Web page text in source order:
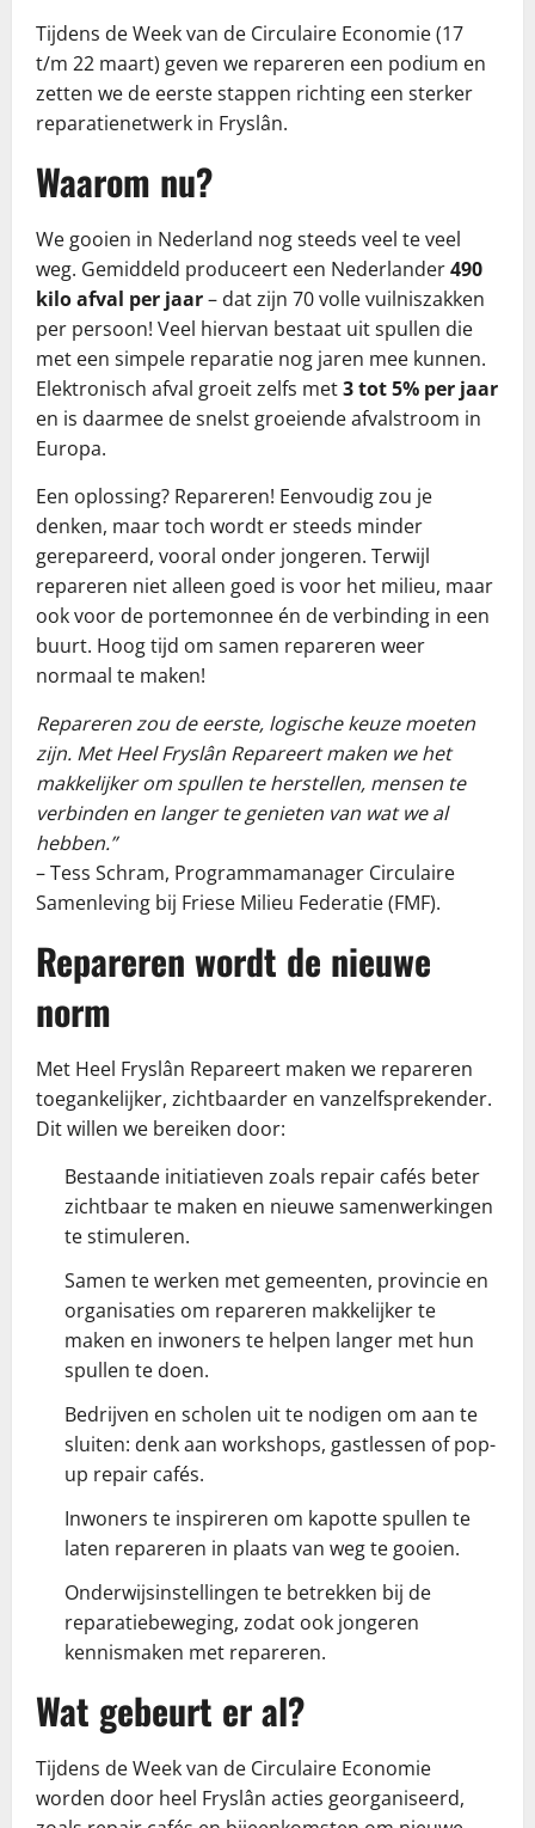
Tijdens de Week van de Circulaire Economie (17
t/m 22 maart) geven we repareren een podium en
zetten we de eerste stappen richting een sterker
reparatienetwerk in Fryslân.
Waarom nu?
We gooien in Nederland nog steeds veel te veel
weg. Gemiddeld produceert een Nederlander490
kilo afval per jaar– dat zijn 70 volle vuilniszakken
per persoon! Veel hiervan bestaat uit spullen die
met een simpele reparatie nog jaren mee kunnen.
Elektronisch afval groeit zelfs met3 tot 5% per jaar
en is daarmee de snelst groeiende afvalstroom in
Europa.
Een oplossing? Repareren! Eenvoudig zou je
denken, maar toch wordt er steeds minder
gerepareerd, vooral onder jongeren. Terwijl
repareren niet alleen goed is voor het milieu, maar
ook voor de portemonnee én de verbinding in een
buurt. Hoog tijd om samen repareren weer
normaal te maken!
Repareren zou de eerste, logische keuze moeten
zijn. Met Heel Fryslân Repareert maken we het
makkelijker om spullen te herstellen, mensen te
verbinden en langer te genieten van wat we al
hebben.”
– Tess Schram, Programmamanager Circulaire
Samenleving bij Friese Milieu Federatie (FMF).
Repareren wordt de nieuwe
norm
Met Heel Fryslân Repareert maken we repareren
toegankelijker, zichtbaarder en vanzelfsprekender.
Dit willen we bereiken door:
Bestaande initiatieven zoals repair cafés beter
zichtbaar te maken en nieuwe samenwerkingen
te stimuleren.
Samen te werken met gemeenten, provincie en
organisaties om repareren makkelijker te
maken en inwoners te helpen langer met hun
spullen te doen.
Bedrijven en scholen uit te nodigen om aan te
sluiten: denk aan workshops, gastlessen of pop-
up repair cafés.
Inwoners te inspireren om kapotte spullen te
laten repareren in plaats van weg te gooien.
Onderwijsinstellingen te betrekken bij de
reparatiebeweging, zodat ook jongeren
kennismaken met repareren.
Wat gebeurt er al?
Tijdens de Week van de Circulaire Economie
worden door heel Fryslân acties georganiseerd,